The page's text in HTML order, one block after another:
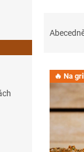
V 🔥 Na gril